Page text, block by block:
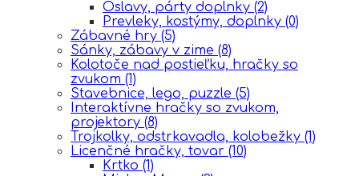
Oslavy, párty doplnky (2)
Prevleky, kostýmy, doplnky (0)
Zábavné hry (5)
Sánky, zábavy v zime (8)
Kolotoče nad postieľku, hračky so
zvukom (1)
Stavebnice, lego, puzzle (5)
Interaktívne hračky so zvukom,
projektory (8)
Trojkolky, odstrkavadla, kolobežky (1)
Licenčné hračky, tovar (10)
Krtko (1)